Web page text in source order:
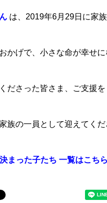
は、2019年6月29日に家
かげで、小さな命が幸せに
ださった皆さま、ご支援
族の一員として迎えてく
まった子たち 一覧はこちら